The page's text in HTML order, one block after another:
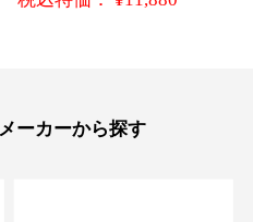
メーカーから探す